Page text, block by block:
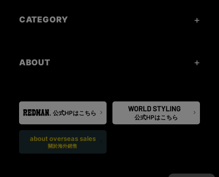
CATEGORY
ABOUT
公式HPはこちら
公式HPはこちら
about overseas sales
關於海外銷售